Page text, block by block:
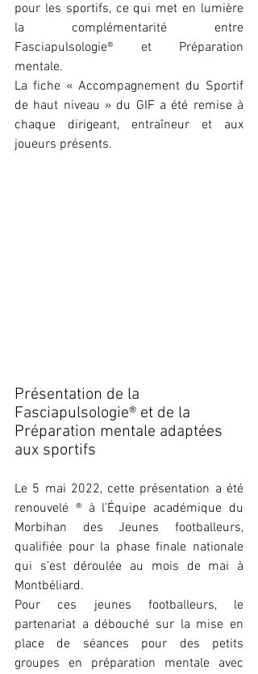
pour les sportifs, ce qui met en lumière
la complémentarité entre
Fasciapulsologie® et Préparation
mentale.
La fiche « Accompagnement du Sportif
de haut niveau » du GIF a été remise à
chaque dirigeant, entraîneur et aux
joueurs présents.
Présentation de la
Fasciapulsologie® et de la
Préparation mentale adaptées
aux sportifs
Le 5 mai 2022, cette présentation a été
renouvelé ® à l’Équipe académique du
Morbihan des Jeunes footballeurs,
qualifiée pour la phase finale nationale
qui s’est déroulée au mois de mai à
Montbéliard.
Pour ces jeunes footballeurs, le
partenariat a débouché sur la mise en
place de séances pour des petits
groupes en préparation mentale avec